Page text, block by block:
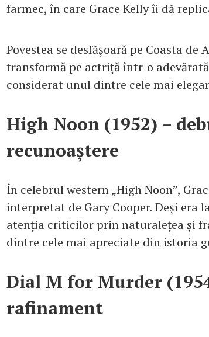
farmec, în care Grace Kelly îi dă
Povestea se desfășoară pe Coasta
transformă pe actriță într-o
considerat unul dintre cele mai
High Noon (1952) –
recunoaștere
În celebrul western „High Noon”,
interpretat de Gary Cooper. Deși era
atenția criticilor prin naturalețea și
dintre cele mai apreciate din istoria
Dial M for Murder
rafinament